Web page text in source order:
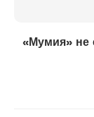
«Мумия» не